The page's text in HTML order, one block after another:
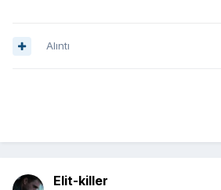
Alıntı
Elit-killer